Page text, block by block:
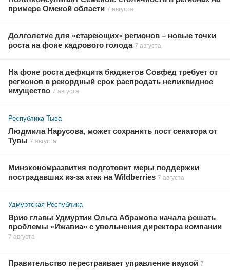
примере Омской области 7 августа
Долголетие для «стареющих» регионов – новые точки
роста на фоне кадрового голода 7 августа
На фоне роста дефицита бюджетов Совфед требует от
регионов в рекордный срок распродать неликвидное
имущество 7 августа
Республика Тыва
Людмила Нарусова, может сохранить пост сенатора от
Тувы 7 августа
Минэкономразвития подготовит меры поддержки
пострадавших из-за атак на Wildberries 7 августа
Удмуртская Республика
Врио главы Удмуртии Ольга Абрамова начала решать
проблемы «Ижавиа» с увольнения директора компании
7 августа
Правительство перестраивает управление наукой 7